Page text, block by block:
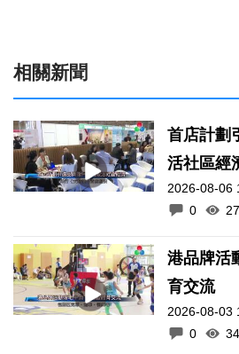
相關新聞
首店計劃
活社區經
2026-08-06
0
港品牌活
育交流
2026-08-03
0